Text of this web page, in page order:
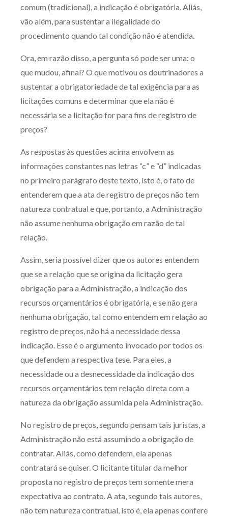
comum (tradicional), a indicação é obrigatória. Aliás,
vão além, para sustentar a ilegalidade do
procedimento quando tal condição não é atendida.
Ora, em razão disso, a pergunta só pode ser uma: o
que mudou, afinal? O que motivou os doutrinadores a
sustentar a obrigatoriedade de tal exigência para as
licitações comuns e determinar que ela não é
necessária se a licitação for para fins de registro de
preços?
As respostas às questões acima envolvem as
informações constantes nas letras “c” e “d” indicadas
no primeiro parágrafo deste texto, isto é, o fato de
entenderem que a ata de registro de preços não tem
natureza contratual e que, portanto, a Administração
não assume nenhuma obrigação em razão de tal
relação.
Assim, seria possível dizer que os autores entendem
que se a relação que se origina da licitação gera
obrigação para a Administração, a indicação dos
recursos orçamentários é obrigatória, e se não gera
nenhuma obrigação, tal como entendem em relação ao
registro de preços, não há a necessidade dessa
indicação. Esse é o argumento invocado por todos os
que defendem a respectiva tese. Para eles, a
necessidade ou a desnecessidade da indicação dos
recursos orçamentários tem relação direta com a
natureza da obrigação assumida pela Administração.
No registro de preços, segundo pensam tais juristas, a
Administração não está assumindo a obrigação de
contratar. Aliás, como defendem, ela apenas
contratará se quiser. O licitante titular da melhor
proposta no registro de preços tem somente mera
expectativa ao contrato. A ata, segundo tais autores,
não tem natureza contratual, isto é, ela apenas confere